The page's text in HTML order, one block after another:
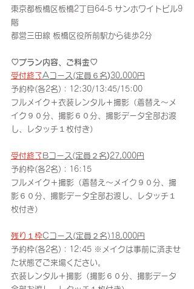
東京都板橋区板橋2丁目64-5 サンホワイトビル9
階
都営三田線 板橋区役所前駅から徒歩2分
♡プラン内容、ご料金♡
受付終了Aコース(定員６名)30,000円
予約枠(各2名)：12:30/13:45/15:00
フルメイク＋衣装レンタル＋撮影（着替え〜メ
イク９０分、撮影６０分、撮影データ全部お渡
し、レタッチ１枚付き）
受付終了Bコース(定員２名)27,000円
予約枠(各2名)：16:15
フルメイク＋撮影（着替え〜メイク９０分、撮
影６０分、撮影データ全部お渡し、レタッチ１
枚付き）
残り１枠Cコース(定員２名)18,000円
予約枠(各2名)：12:45 ※メイクは事前に済ませ
た状態でご来場ください。
衣装レンタル＋撮影（撮影６０分、撮影データ